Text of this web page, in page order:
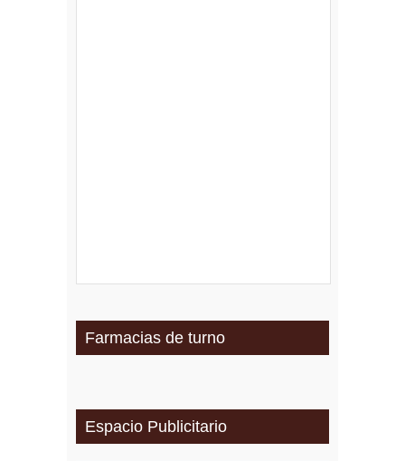
Farmacias de turno
Espacio Publicitario